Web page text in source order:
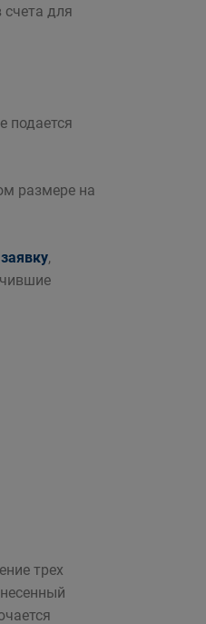
для
подается
размере на
заявку,
трех